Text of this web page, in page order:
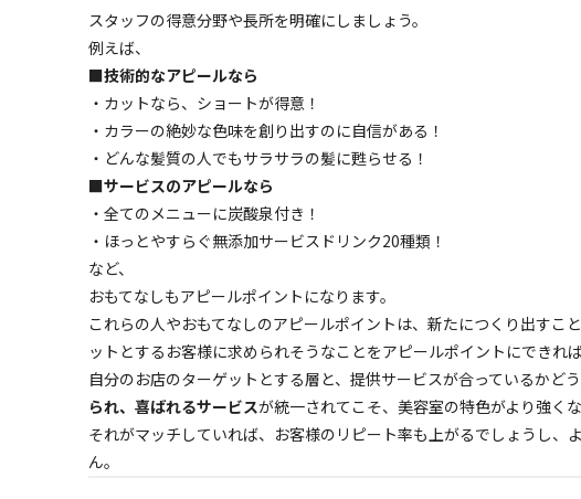
スタッフの得意分野や長所を明確にしましょう。
例えば、
■技術的なアピールなら
・カットなら、ショートが得意！
・カラーの絶妙な色味を創り出すのに自信がある！
・どんな髪質の人でもサラサラの髪に甦らせる！
■サービスのアピールなら
・全てのメニューに炭酸泉付き！
・ほっとやすらぐ無添加サービスドリンク20種類！
など、
おもてなしもアピールポイントになります。
これらの人やおもてなしのアピールポイントは、新たにつくり出すこ
ットとするお客様に求められそうなことをアピールポイントにできれ
自分のお店のターゲットとする層と、提供サービスが合っているかど
られ、喜ばれるサービスが統一されてこそ、美容室の特色がより強く
それがマッチしていれば、お客様のリピート率も上がるでしょうし、
ん。